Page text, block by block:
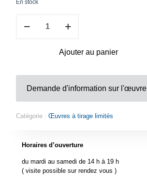
En stock
Ajouter au panier
Demande d'information sur l'œuvre
Catégorie : Œuvres à tirage limités
Horaires d’ouverture
du mardi au samedi de 14 h à 19 h
( visite possible sur rendez vous )